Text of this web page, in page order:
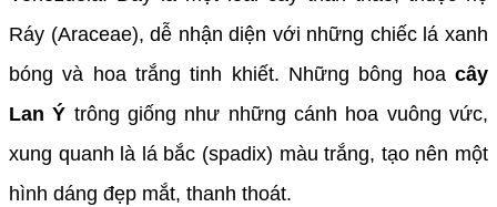
Ráy (Araceae), dễ nhận diện với những chiếc lá xanh
bóng và hoa trắng tinh khiết. Những bông hoa cây
Lan Ý trông giống như những cánh hoa vuông vức,
xung quanh là lá bắc (spadix) màu trắng, tạo nên một
hình dáng đẹp mắt, thanh thoát.